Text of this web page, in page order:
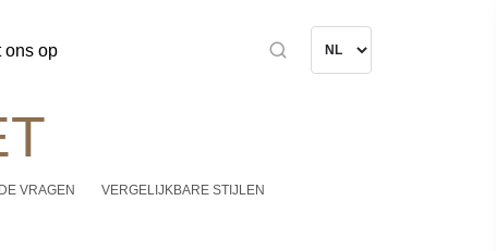
ons op
VRAGEN VERGELIJKBARE STIJLEN